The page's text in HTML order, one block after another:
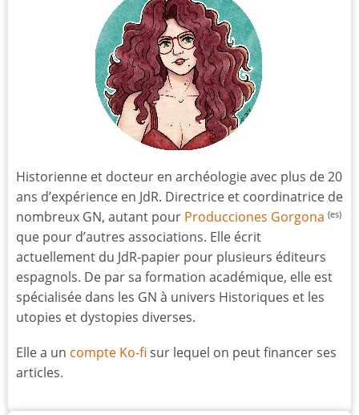
Historienne et docteur en archéologie avec plus de 20
ans d’expérience en JdR. Directrice et coordinatrice de
nombreux GN, autant pour Producciones Gorgona (es)
que pour d’autres associations. Elle écrit
actuellement du JdR-papier pour plusieurs éditeurs
espagnols. De par sa formation académique, elle est
spécialisée dans les GN à univers Historiques et les
utopies et dystopies diverses.
Elle a un compte Ko-fi sur lequel on peut financer ses
articles.